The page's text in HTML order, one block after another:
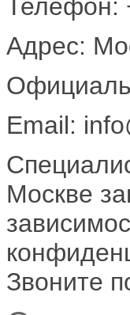
Телефон:
Адрес:
Email:
Москве
Звоните